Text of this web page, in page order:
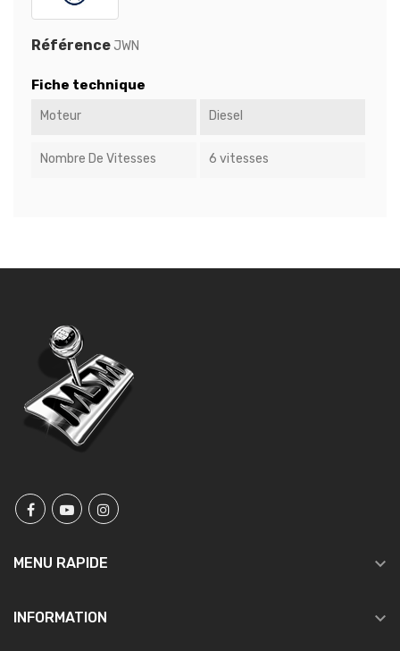
Référence JWN
Fiche technique
Moteur Diesel
Nombre De Vitesses 6 vitesses
MENU RAPIDE 
INFORMATION 